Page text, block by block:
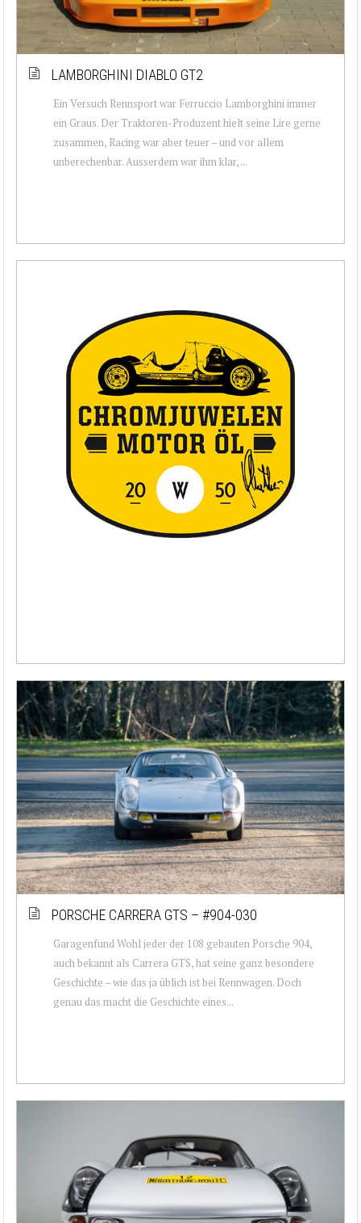
LAMBORGHINI DIABLO GT2
Ein Versuch Rennsport war Ferruccio Lamborghini immer
ein Graus. Der Traktoren-Produzent hielt seine Lire gerne
zusammen, Racing war aber teuer – und vor allem
unberechenbar. Ausserdem war ihm klar, ...
PORSCHE CARRERA GTS – #904-030
Garagenfund Wohl jeder der 108 gebauten Porsche 904,
auch bekannt als Carrera GTS, hat seine ganz besondere
Geschichte – wie das ja üblich ist bei Rennwagen. Doch
genau das macht die Geschichte eines...